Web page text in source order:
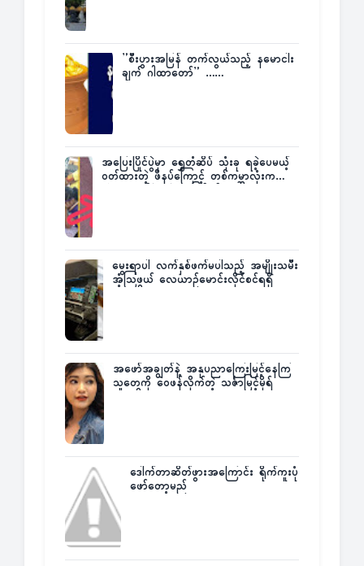
”စီးပွားအမြန် တက်လွယ်သည့် နမောငါး
ချက် ဂါထာတော်” ……
အပြေးပြိုင်ပွဲမှာ ရွှေတံဆိပ် သုံးခု ရခဲ့ပေမယ့်
ဝတ်ထားတဲ့ ဖိနပ်ကြောင့် တစ်ကမ္ဘာလုံးက
မွေးရာပါ လက်နှစ်ဖက်မပါသည့် အမျိုးသမီး
အံ့သြဖွယ် လေယာဉ်မောင်းလိုင်စင်ရရှိ
အဖော်အချွတ်နဲ့ အနုပညာကြေးမြင့်နေကြ
သူတွေကို ဝေဖန်လိုက်တဲ့ သင်္ဇာမြင့်မိုရ်
ဒေါက်တာဆိတ်ဖွားအကြောင်း ရိုက်ကူးပုံ
ဖော်တော့မည်